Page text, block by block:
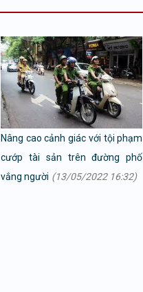
Nâng cao cảnh giác với tội phạm
cướp tài sản trên đường phố
vắng người (13/05/2022 16:32)